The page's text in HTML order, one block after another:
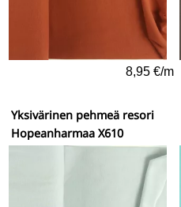
8,95 €/m
Yksivärinen pehmeä resori
Hopeanharmaa X610